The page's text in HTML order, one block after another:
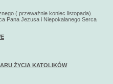
( przeważnie koniec listopada).
Jezusa i Niepokalanego Serca
ŻYCIA KATOLIKÓW